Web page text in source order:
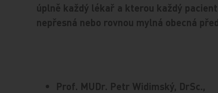
úplně každý lékař a kterou každý
nepřesná nebo rovnou mylná obecná
Prof. MUDr. Petr Widimský, DrSc.,